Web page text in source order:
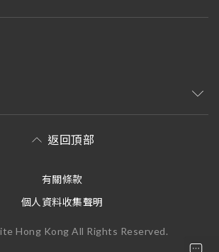
返回頂部
有關條款
個人資料收集聲明
Hong Kong All Rights Reserved.